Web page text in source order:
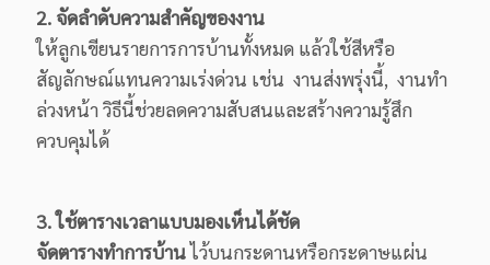
2. จัดลำดับความสำคัญของงาน
ให้ลูกเขียนรายการการบ้านทั้งหมด แล้วใช้สีหรือ
สัญลักษณ์แทนความเร่งด่วน เช่น งานส่งพรุ่งนี้, งานทำ
ล่วงหน้า วิธีนี้ช่วยลดความสับสนและสร้างความรู้สึก
ควบคุมได้
3. ใช้ตารางเวลาแบบมองเห็นได้ชัด
จัดตารางทำการบ้านไว้บนกระดานหรือกระดาษแผ่น